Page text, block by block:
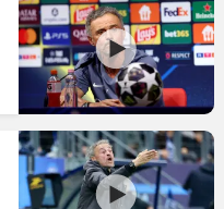
VOD
רץ ברשת
נבחרת ישראל
מכבי חיפה
בית"ר ירושלים
מכבי תל אביב
ליגה גרמנית
ליגה ספרדית
ליגה איטלקית
ליגה צרפתית
כדורסל נשים
מכבי תל אביב
הפועל חולון
הפועל ירושלים
יורוליג
יורוקאפ
ענפים נוספים
טניס
כדוריד
כדורעף